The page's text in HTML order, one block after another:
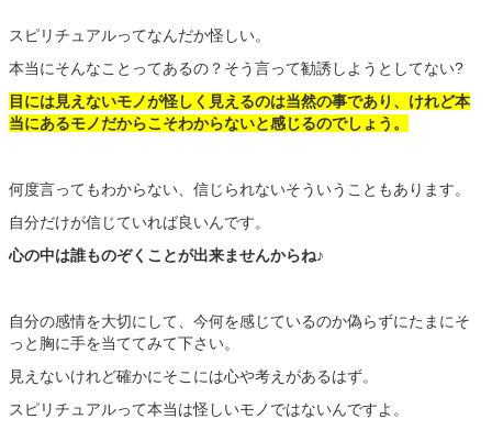
スピリチュアルってなんだか怪しい。
本当にそんなことってあるの？そう言って勧誘しようとしてない?
目には見えないモノが怪しく見えるのは当然の事であり、けれど本
当にあるモノだからこそわからないと感じるのでしょう。
何度言ってもわからない、信じられないそういうこともあります。
自分だけが信じていれば良いんです。
心の中は誰ものぞくことが出来ませんからね♪
自分の感情を大切にして、今何を感じているのか偽らずにたまにそ
っと胸に手を当ててみて下さい。
見えないけれど確かにそこには心や考えがあるはず。
スピリチュアルって本当は怪しいモノではないんですよ。